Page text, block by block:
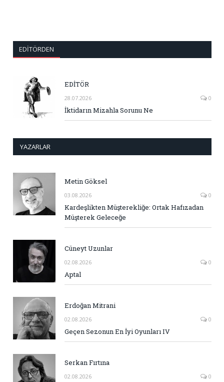
EDITÖRDEN
EDİTÖR
28.07.2026 0
İktidarın Mizahla Sorunu Ne
YAZARLAR
Metin Göksel
03.08.2026 0
Kardeşlikten Müşterekliğe: Ortak Hafızadan
Müşterek Geleceğe
Cüneyt Uzunlar
02.08.2026 0
Aptal
Erdoğan Mitrani
02.08.2026 0
Geçen Sezonun En İyi Oyunları IV
Serkan Fırtına
02.08.2026 0